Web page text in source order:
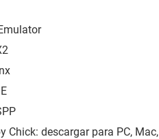
Chick: descargar para PC,